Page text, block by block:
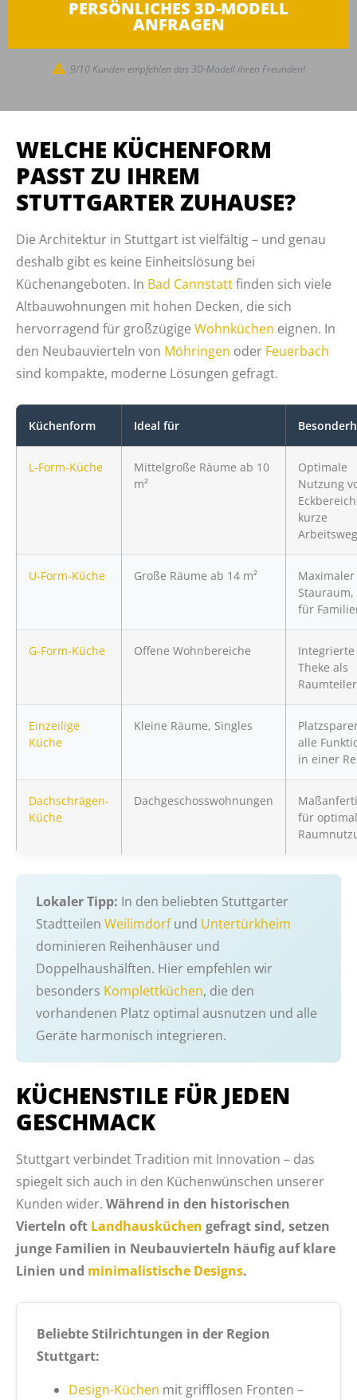
PERSÖNLICHES 3D-MODELL
ANFRAGEN
9/10 Kunden empfehlen das 3D-Modell ihren Freunden!
WELCHE KÜCHENFORM
PASST ZU IHREM
STUTTGARTER ZUHAUSE?
Die Architektur in Stuttgart ist vielfältig – und genau
deshalb gibt es keine Einheitslösung bei
Küchenangeboten. In Bad Cannstattfinden sich viele
Altbauwohnungen mit hohen Decken, die sich
hervorragend für großzügige Wohnküchen eignen. In
den Neubauvierteln von Möhringen oder Feuerbach
sind kompakte, moderne Lösungen gefragt.
Küchenform Ideal für
L-Form-Küche
Mittelgroße Räume ab 10
m²
Optimale
Nutzung
kurze
U-Form-Küche Große Räume ab 14 m²
Maximaler
für
G-Form-Küche Offene Wohnbereiche
Integrierte
Theke als
Raumteiler
Einzeilige
Küche
Kleine Räume, Singles
alle
in einer
Dachschrägen-
Küche
Dachgeschosswohnungen
für
Lokaler Tipp: In den beliebten Stuttgarter
Stadtteilen Weilimdorfund Untertürkheim
dominieren Reihenhäuser und
Doppelhaushälften. Hier empfehlen wir
besonders Komplettküchen, die den
vorhandenen Platz optimal ausnutzen und alle
Geräte harmonisch integrieren.
KÜCHENSTILE FÜR JEDEN
GESCHMACK
Stuttgart verbindet Tradition mit Innovation – das
spiegelt sich auch in den Küchenwünschen unserer
Kunden wider. Während in den historischen
Vierteln oft Landhausküchen gefragt sind, setzen
junge Familien in Neubauvierteln häufig auf klare
Linien und minimalistische Designs.
Beliebte Stilrichtungen in der Region
Stuttgart:
Design-Küchen mit grifflosen Fronten –